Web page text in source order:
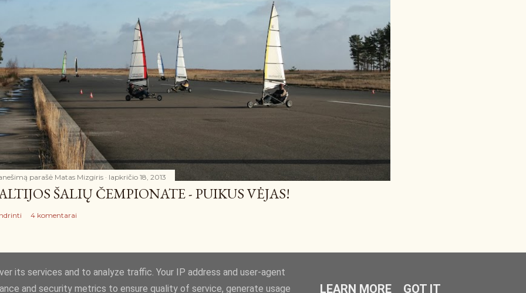
parašė Matas Mizgiris lapkričio 18, 2013
ŠALIŲ ČEMPIONATE - PUIKUS VĖJAS!
4 komentarai
Teikia „Blogger“
its services and to analyze traffic. Your IP address and user-agent
and security metrics to ensure quality of service, generate usage
LEARN MORE GOT IT